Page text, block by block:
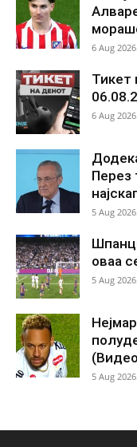
6 Aug
Тикет
6 Aug
Перез
5 Aug
оваа
5 Aug
5 Aug